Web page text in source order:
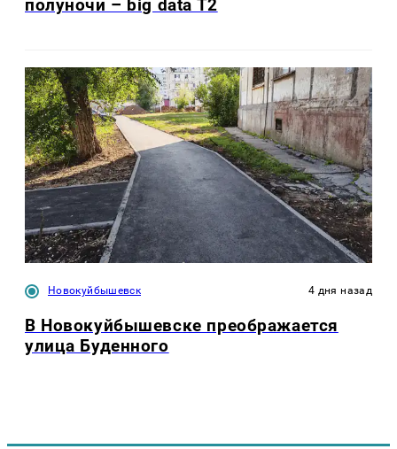
полуночи – big data T2
Новокуйбышевск 4 дня назад
В Новокуйбышевске преображается
улица Буденного